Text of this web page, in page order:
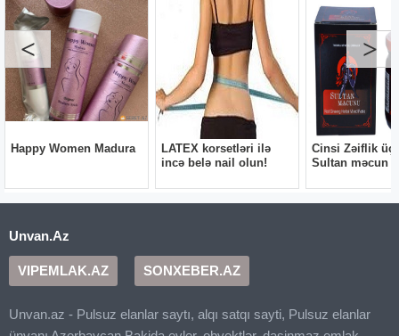
Unvan.Az
VIPEMLAK.AZ SONXEBER.AZ
Unvan.az - Pulsuz elanlar saytı, alqı satqı sayti, Pulsuz elanlar